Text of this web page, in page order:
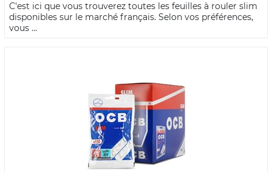
C'est ici que vous trouverez toutes les feuilles à rouler slim
disponibles sur le marché français. Selon vos préférences,
vous ...